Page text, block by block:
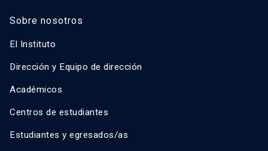
Sobre nosotros
El Instituto
Dirección y Equipo de dirección
Académicos
Centros de estudiantes
Estudiantes y egresados/as